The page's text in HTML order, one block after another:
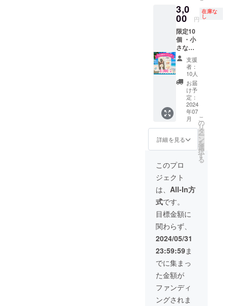
り取り
をさせ
ていた
だきま
す。
きた能
登の子
どもか
ら感謝
のメッ
セージ
を送り
ます。
3,0
00 円
在庫な
し
限定10
個 ・小
さな巾
着風マ
ルシェ
バッグ1
個 ・感
謝の
メール
沖縄を
感じる
かりゆ
しウェ
アのた
めに、
とこと
んデザ
インに
こだわ
る「か
りゆし
ウェア
（沖縄
アロハ
シャ
ツ）専
門店
MANG
O
HOUSE
OKINA
WAさん
提供リ
ターン
支援
者：
10人
お届
け予
定：
2024
年07
月
詳細を見る
こ
の
リ
タ
ー
ン
を
選
択
す
る
このプロ
ジェクト
は、 All-In方
式です。
目標金額に
関わらず、
2024/05/31
23:59:59ま
でに集まっ
た金額が
ファンディ
ングされま